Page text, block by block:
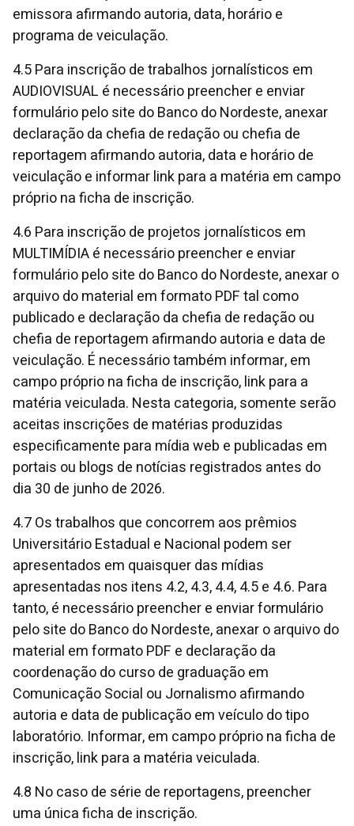
emissora afirmando autoria, data, horário e
programa de veiculação.
4.5 Para inscrição de trabalhos jornalísticos em
AUDIOVISUAL é necessário preencher e enviar
formulário pelo site do Banco do Nordeste, anexar
declaração da chefia de redação ou chefia de
reportagem afirmando autoria, data e horário de
veiculação e informar link para a matéria em campo
próprio na ficha de inscrição.
4.6 Para inscrição de projetos jornalísticos em
MULTIMÍDIA é necessário preencher e enviar
formulário pelo site do Banco do Nordeste, anexar o
arquivo do material em formato PDF tal como
publicado e declaração da chefia de redação ou
chefia de reportagem afirmando autoria e data de
veiculação. É necessário também informar, em
campo próprio na ficha de inscrição, link para a
matéria veiculada. Nesta categoria, somente serão
aceitas inscrições de matérias produzidas
especificamente para mídia web e publicadas em
portais ou blogs de notícias registrados antes do
dia 30 de junho de 2026.
4.7 Os trabalhos que concorrem aos prêmios
Universitário Estadual e Nacional podem ser
apresentados em quaisquer das mídias
apresentadas nos itens 4.2, 4.3, 4.4, 4.5 e 4.6. Para
tanto, é necessário preencher e enviar formulário
pelo site do Banco do Nordeste, anexar o arquivo do
material em formato PDF e declaração da
coordenação do curso de graduação em
Comunicação Social ou Jornalismo afirmando
autoria e data de publicação em veículo do tipo
laboratório. Informar, em campo próprio na ficha de
inscrição, link para a matéria veiculada.
4.8 No caso de série de reportagens, preencher
uma única ficha de inscrição.